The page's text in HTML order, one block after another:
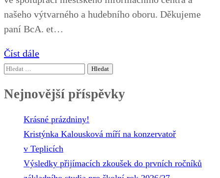
našeho výtvarného a hudebního oboru. Děkujeme
paní BcA. et…
Číst dále
Vyhledávání
Nejnovější příspěvky
Krásné prázdniny!
Kristýnka Kalousková míří na konzervatoř
v Teplicích
Výsledky přijímacích zkoušek do prvních ročníků